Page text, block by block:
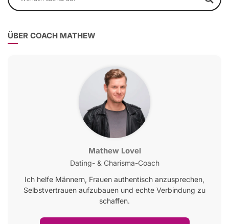
ÜBER COACH MATHEW
Mathew Lovel
Dating- & Charisma-Coach
Ich helfe Männern, Frauen authentisch anzusprechen,
Selbstvertrauen aufzubauen und echte Verbindung zu
schaffen.